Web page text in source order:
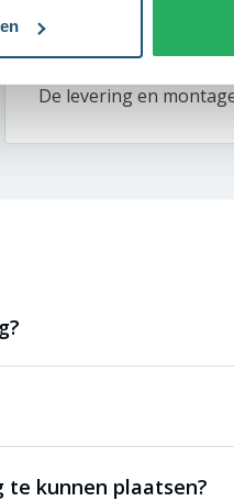
Bij Van der Valk
vlaggenmasten bij ons
geven onze locaties
De levering en
te kunnen plaatsen?